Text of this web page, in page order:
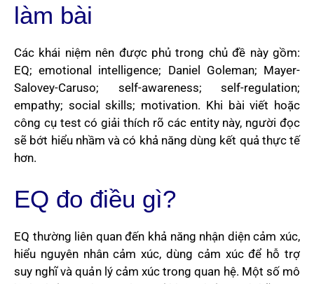
làm bài
Các khái niệm nên được phủ trong chủ đề này gồm:
EQ; emotional intelligence; Daniel Goleman; Mayer-
Salovey-Caruso; self-awareness; self-regulation;
empathy; social skills; motivation. Khi bài viết hoặc
công cụ test có giải thích rõ các entity này, người đọc
sẽ bớt hiểu nhầm và có khả năng dùng kết quả thực tế
hơn.
EQ đo điều gì?
EQ thường liên quan đến khả năng nhận diện cảm xúc,
hiểu nguyên nhân cảm xúc, dùng cảm xúc để hỗ trợ
suy nghĩ và quản lý cảm xúc trong quan hệ. Một số mô